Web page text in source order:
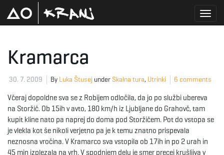
Kramarca
30. 7. 2009 By Luka Štusej under Skalna tura, Utrinki 6 comments
Včeraj dopoldne sva se z Robijem odločila, da jo po službi ubereva
na Storžič. Ob 15ih v avto, 180 km/h iz Ljubljane do Grahovč, tam
kupit kline nato pa naprej do doma pod Storžičem. Pot do vstopa se
je vlekla kot še nikoli verjetno pa je k temu znatno prispevala
neznosna vročina. V Kramarco sva vstopila ob 17ih in po 2 urah in
45 min izplezala na vrh. V spodnjem delu je smer precej krušljiva v